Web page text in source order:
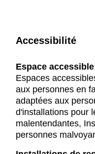
Accessibilité
Espace
Espaces
aux personnes en
adaptées aux
d'installations pour
malentendantes,
personnes